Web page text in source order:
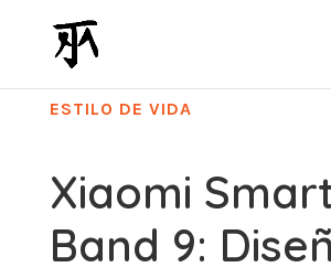
ESTILO DE VIDA
Xiaomi
Band 9: